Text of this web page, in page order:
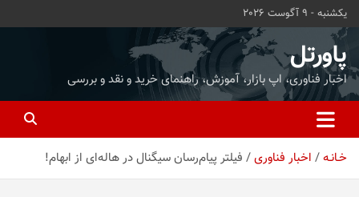
محتوا
بروید
یکشنبه - 9 آگوست 2026
پاورتل
اخبار فناوری، اپ بازار، آموزش، راهنمای خرید و نقد و بررسی
خـانـه اخبار فناوری فیلتر پیام‌رسان سیگنال در هاله‌ای از ابهام!